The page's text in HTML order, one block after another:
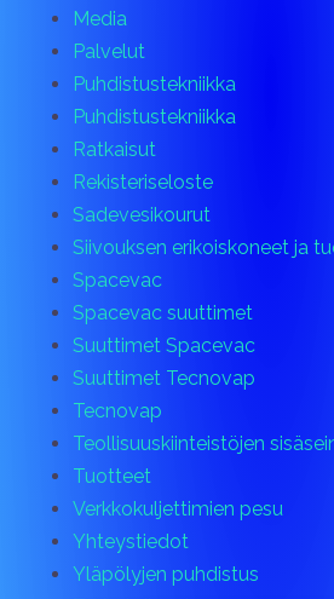
Media
Palvelut
Puhdistustekniikka
Puhdistustekniikka
Ratkaisut
Rekisteriseloste
Sadevesikourut
Siivouksen erikoiskoneet ja
Spacevac
Spacevac suuttimet
Suuttimet Spacevac
Suuttimet Tecnovap
Tecnovap
Teollisuuskiinteistöjen
Tuotteet
Verkkokuljettimien pesu
Yhteystiedot
Yläpölyjen puhdistus